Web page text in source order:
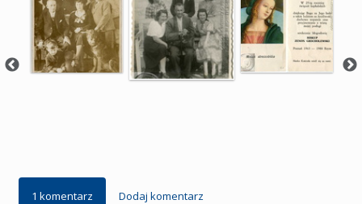
1 komentarz Dodaj komentarz